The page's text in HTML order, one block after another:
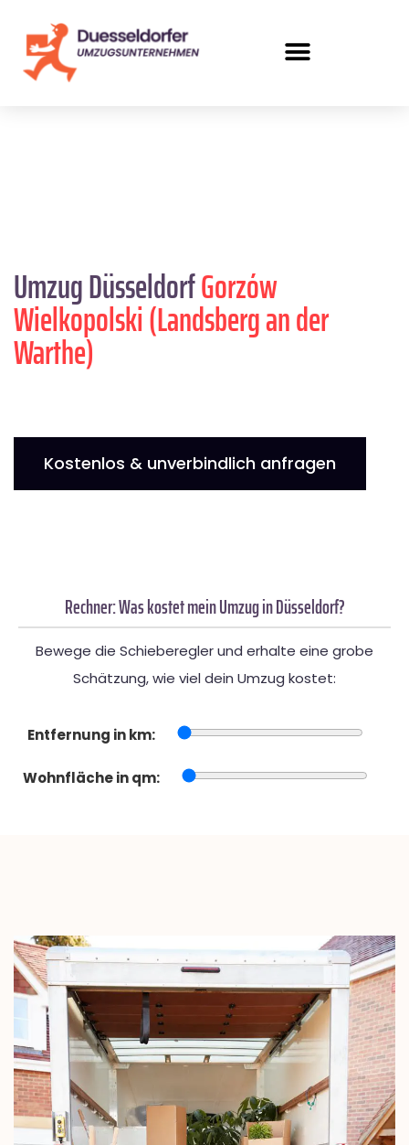
Umzug DüsseldorfGorzów
Wielkopolski (Landsberg an der
Warthe)
Kostenlos & unverbindlich anfragen
Rechner: Was kostet mein Umzug in Düsseldorf?
Bewege die Schieberegler und erhalte eine grobe
Schätzung, wie viel dein Umzug kostet:
Entfernung in km:
Wohnfläche in qm: